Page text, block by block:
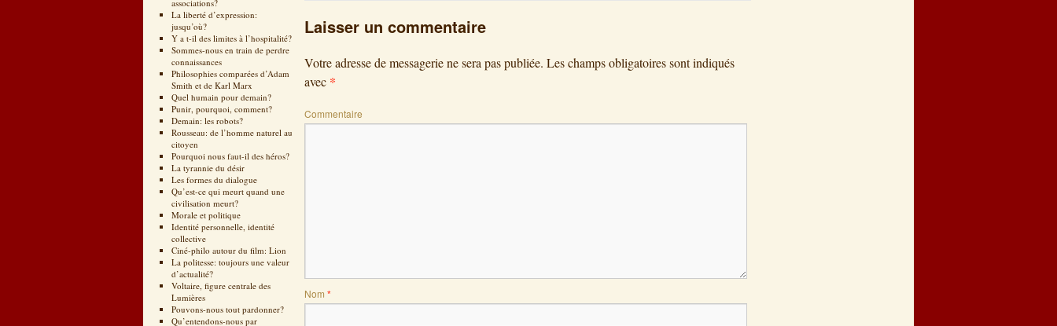
associations?
La liberté d’expression:
jusqu’où?
Y a t-il des limites à l’hospitalité?
Sommes-nous en train de perdre
connaissances
Philosophies comparées d’Adam
Smith et de Karl Marx
Quel humain pour demain?
Punir, pourquoi, comment?
Demain: les robots?
Rousseau: de l’homme naturel au
citoyen
Pourquoi nous faut-il des héros?
La tyrannie du désir
Les formes du dialogue
Qu’est-ce qui meurt quand une
civilisation meurt?
Morale et politique
Identité personnelle, identité
collective
Ciné-philo autour du film: Lion
La politesse: toujours une valeur
d’actualité?
Voltaire, figure centrale des
Lumières
Pouvons-nous tout pardonner?
Qu’entendons-nous par
Laisser un commentaire
Votre adresse de messagerie ne sera pas publiée. Les champs obligatoires sont indiqués
avec *
Commentaire
Nom *